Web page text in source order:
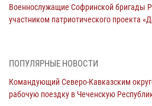
Военнослужащие Софринской бригады
участником патриотического проекта
Кузбассе
08 августа 2026, 07:00
ПОПУЛЯРНЫЕ НОВОСТИ
Командующий Северо-Кавказским
рабочую поездку в Чеченскую